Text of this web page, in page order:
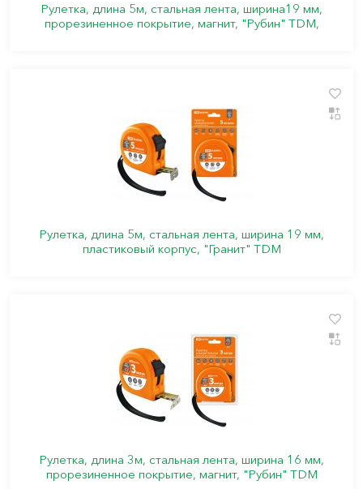
Рулетка, длина 5м, стальная лента, ширина19 мм,
прорезиненное покрытие, магнит, "Рубин" TDM,
Рулетка, длина 5м, стальная лента, ширина 19 мм,
пластиковый корпус, "Гранит" TDM
Рулетка, длина 3м, стальная лента, ширина 16 мм,
прорезиненное покрытие, магнит, "Рубин" TDM